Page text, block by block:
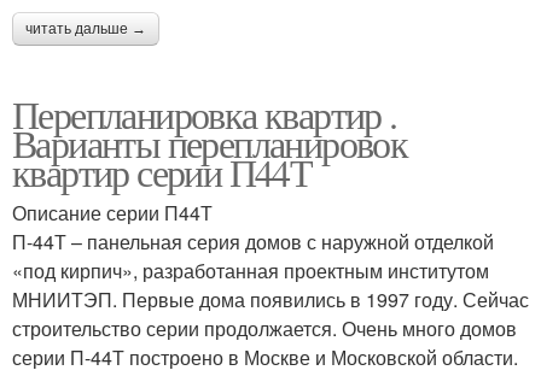
читать дальше →
Перепланировка квартир .
Варианты перепланировок
квартир серии П44Т
Описание серии П44Т
П-44Т – панельная серия домов с наружной отделкой
«под кирпич», разработанная проектным институтом
МНИИТЭП. Первые дома появились в 1997 году. Сейчас
строительство серии продолжается. Очень много домов
серии П-44Т построено в Москве и Московской области.